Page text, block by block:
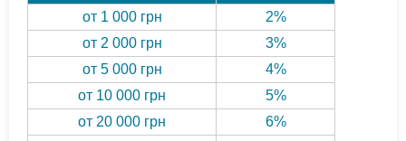
от 1 000 грн
2%
от 2 000 грн
3%
от 5 000 грн
4%
от 10 000 грн
5%
от 20 000 грн
6%